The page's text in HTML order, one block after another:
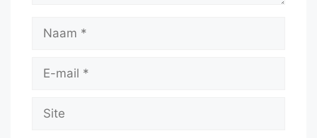
Naam
Site